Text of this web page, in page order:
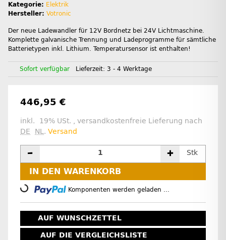
Kategorie: Elektrik
Hersteller: Votronic
Der neue Ladewandler für 12V Bordnetz bei 24V Lichtmaschine.
Komplette galvanische Trennung und Ladeprogramme für sämtliche
Batterietypen inkl. Lithium. Temperatursensor ist enthalten!
Sofort verfügbar Lieferzeit: 3 - 4 Werktage
446,95 €
inkl. 19% USt. , versandkostenfreie Lieferung nach
DE
NL. Versand
Stk
IN DEN WARENKORB
Loading... Komponenten werden geladen ...
AUF WUNSCHZETTEL
AUF DIE VERGLEICHSLISTE